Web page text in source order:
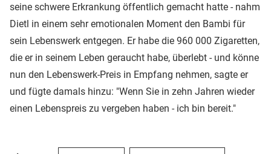
seine schwere Erkrankung öffentlich gemacht hatte - nahm
Dietl in einem sehr emotionalen Moment den Bambi für
sein Lebenswerk entgegen. Er habe die 960 000 Zigaretten,
die er in seinem Leben geraucht habe, überlebt - und könne
nun den Lebenswerk-Preis in Empfang nehmen, sagte er
und fügte damals hinzu: "Wenn Sie in zehn Jahren wieder
einen Lebenspreis zu vergeben haben - ich bin bereit."